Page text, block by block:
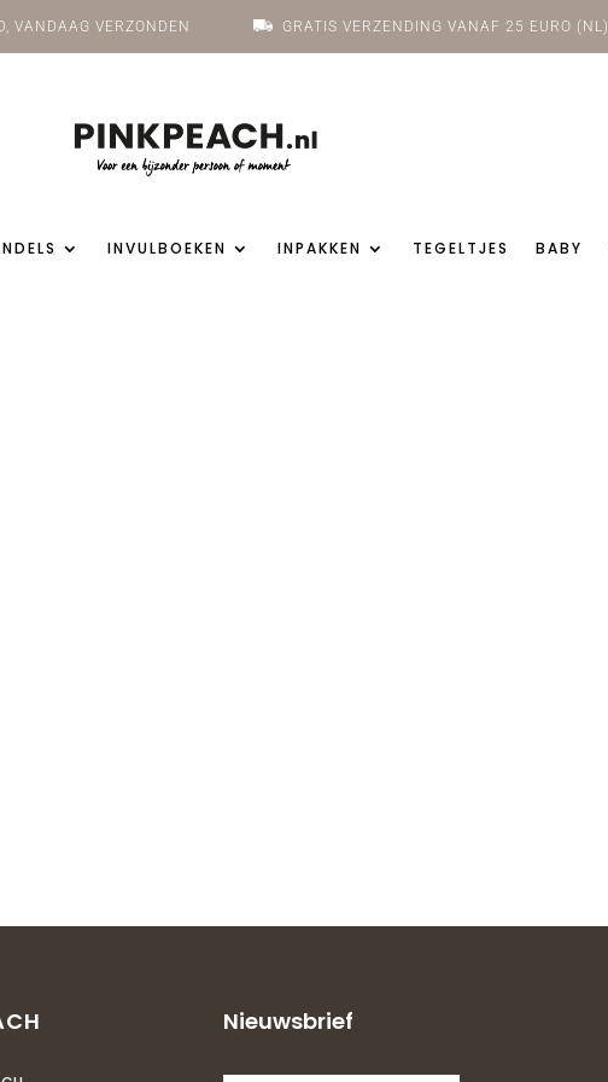
VANDAAG VERZONDEN GRATIS VERZENDING VANAF 25 EURO (NL)
INVULBOEKEN INPAKKEN TEGELTJES BABY
Nieuwsbrief